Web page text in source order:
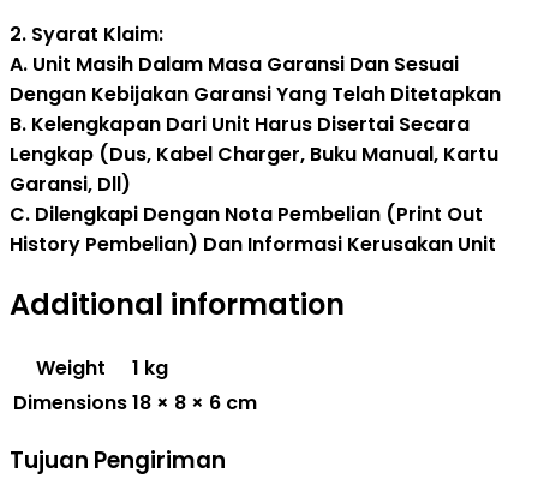
2. Syarat Klaim:
A. Unit Masih Dalam Masa Garansi Dan Sesuai
Dengan Kebijakan Garansi Yang Telah Ditetapkan
B. Kelengkapan Dari Unit Harus Disertai Secara
Lengkap (Dus, Kabel Charger, Buku Manual, Kartu
Garansi, Dll)
C. Dilengkapi Dengan Nota Pembelian (Print Out
History Pembelian) Dan Informasi Kerusakan Unit
Additional information
Weight
1 kg
Dimensions18 × 8 × 6 cm
Tujuan Pengiriman